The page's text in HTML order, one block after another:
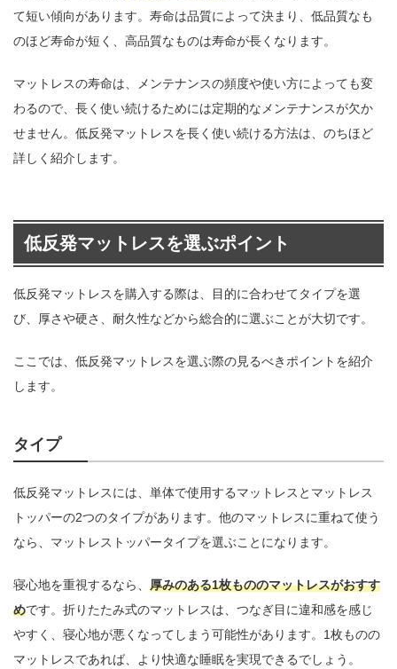
て短い傾向があります。寿命は品質によって決まり、低品質なも
のほど寿命が短く、高品質なものは寿命が長くなります。
マットレスの寿命は、メンテナンスの頻度や使い方によっても変
わるので、長く使い続けるためには定期的なメンテナンスが欠か
せません。低反発マットレスを長く使い続ける方法は、のちほど
詳しく紹介します。
低反発マットレスを選ぶポイント
低反発マットレスを購入する際は、目的に合わせてタイプを選
び、厚さや硬さ、耐久性などから総合的に選ぶことが大切です。
ここでは、低反発マットレスを選ぶ際の見るべきポイントを紹介
します。
タイプ
低反発マットレスには、単体で使用するマットレスとマットレス
トッパーの2つのタイプがあります。他のマットレスに重ねて使う
なら、マットレストッパータイプを選ぶことになります。
寝心地を重視するなら、 厚みのある1枚もののマットレスがおすす
めです。折りたたみ式のマットレスは、つなぎ目に違和感を感じ
やすく、寝心地が悪くなってしまう可能性があります。1枚ものの
マットレスであれば、より快適な睡眠を実現できるでしょう。